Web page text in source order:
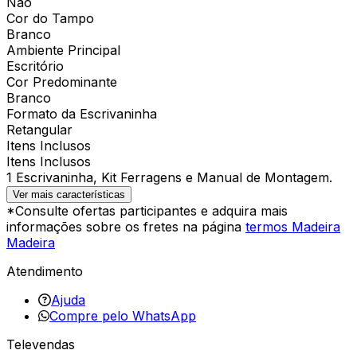
Cor do Tampo
Branco
Ambiente Principal
Escritório
Cor Predominante
Branco
Formato da Escrivaninha
Retangular
Itens Inclusos
Itens Inclusos
1 Escrivaninha, Kit Ferragens e Manual de Montagem.
Ver mais características
*Consulte ofertas participantes e adquira mais
informações sobre os fretes na página termos Madeira
Madeira
Atendimento
Ajuda
Compre pelo WhatsApp
Televendas